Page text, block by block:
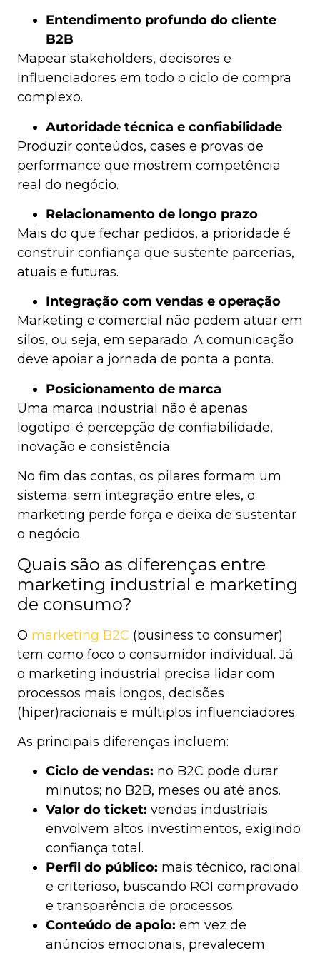
Entendimento profundo do cliente
B2B
Mapear stakeholders, decisores e
influenciadores em todo o ciclo de compra
complexo.
Autoridade técnica e confiabilidade
Produzir conteúdos, cases e provas de
performance que mostrem competência
real do negócio.
Relacionamento de longo prazo
Mais do que fechar pedidos, a prioridade é
construir confiança que sustente parcerias,
atuais e futuras.
Integração com vendas e operação
Marketing e comercial não podem atuar em
silos, ou seja, em separado. A comunicação
deve apoiar a jornada de ponta a ponta.
Posicionamento de marca
Uma marca industrial não é apenas
logotipo: é percepção de confiabilidade,
inovação e consistência.
No fim das contas, os pilares formam um
sistema: sem integração entre eles, o
marketing perde força e deixa de sustentar
o negócio.
Quais são as diferenças entre
marketing industrial e marketing
de consumo?
O marketing B2C (business to consumer)
tem como foco o consumidor individual. Já
o marketing industrial precisa lidar com
processos mais longos, decisões
(hiper)racionais e múltiplos influenciadores.
As principais diferenças incluem:
Ciclo de vendas: no B2C pode durar
minutos; no B2B, meses ou até anos.
Valor do ticket: vendas industriais
envolvem altos investimentos, exigindo
confiança total.
Perfil do público: mais técnico, racional
e criterioso, buscando ROI comprovado
e transparência de processos.
Conteúdo de apoio: em vez de
anúncios emocionais, prevalecem